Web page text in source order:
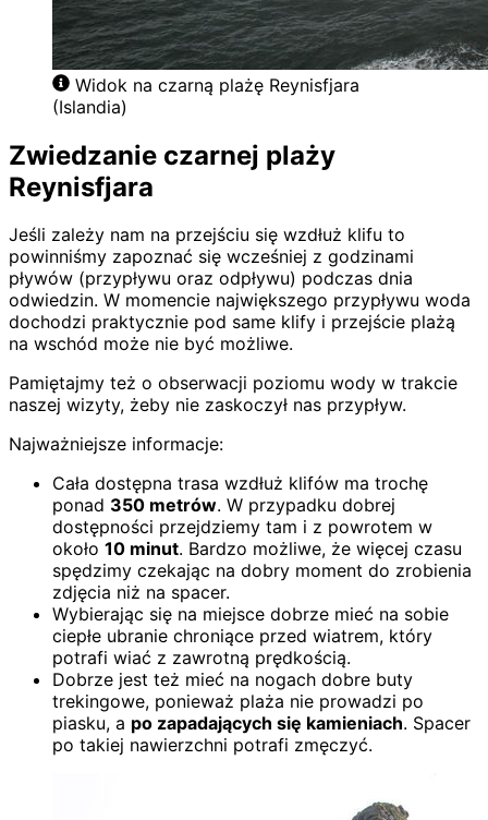
Widok na czarną plażę Reynisfjara
(Islandia)
Zwiedzanie czarnej plaży
Reynisfjara
Jeśli zależy nam na przejściu się wzdłuż klifu to
powinniśmy zapoznać się wcześniej z godzinami
pływów (przypływu oraz odpływu) podczas dnia
odwiedzin. W momencie największego przypływu woda
dochodzi praktycznie pod same klify i przejście plażą
na wschód może nie być możliwe.
Pamiętajmy też o obserwacji poziomu wody w trakcie
naszej wizyty, żeby nie zaskoczył nas przypływ.
Najważniejsze informacje:
Cała dostępna trasa wzdłuż klifów ma trochę
ponad 350 metrów. W przypadku dobrej
dostępności przejdziemy tam i z powrotem w
około 10 minut. Bardzo możliwe, że więcej czasu
spędzimy czekając na dobry moment do zrobienia
zdjęcia niż na spacer.
Wybierając się na miejsce dobrze mieć na sobie
ciepłe ubranie chroniące przed wiatrem, który
potrafi wiać z zawrotną prędkością.
Dobrze jest też mieć na nogach dobre buty
trekingowe, ponieważ plaża nie prowadzi po
piasku, a po zapadających się kamieniach. Spacer
po takiej nawierzchni potrafi zmęczyć.